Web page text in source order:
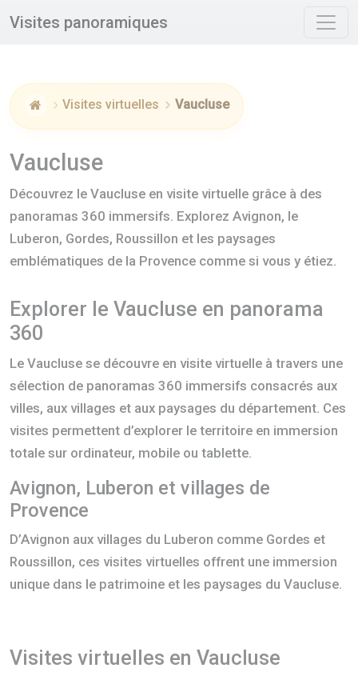
Visites panoramiques
Accueil
Visites virtuelles Vaucluse
Vaucluse
Découvrez le Vaucluse en visite virtuelle grâce à des
panoramas 360 immersifs. Explorez Avignon, le
Luberon, Gordes, Roussillon et les paysages
emblématiques de la Provence comme si vous y étiez.
Explorer le Vaucluse en panorama
360
Le Vaucluse se découvre en visite virtuelle à travers une
sélection de panoramas 360 immersifs consacrés aux
villes, aux villages et aux paysages du département. Ces
visites permettent d’explorer le territoire en immersion
totale sur ordinateur, mobile ou tablette.
Avignon, Luberon et villages de
Provence
D’Avignon aux villages du Luberon comme Gordes et
Roussillon, ces visites virtuelles offrent une immersion
unique dans le patrimoine et les paysages du Vaucluse.
Visites virtuelles en Vaucluse